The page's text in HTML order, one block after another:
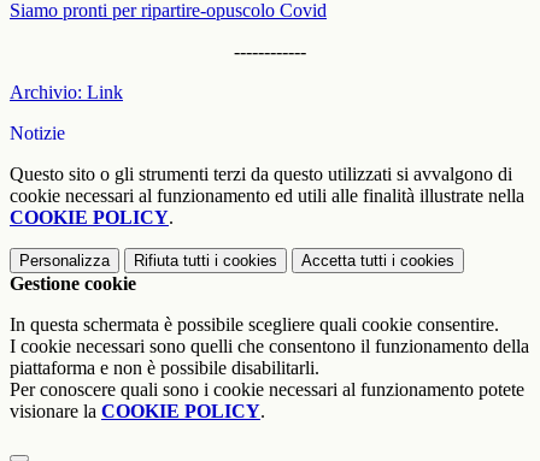
Siamo pronti per ripartire-opuscolo Covid
------------
Archivio: Link
Notizie
Questo sito o gli strumenti terzi da questo utilizzati si avvalgono di
cookie necessari al funzionamento ed utili alle finalità illustrate nella
COOKIE POLICY.
Personalizza Rifiuta tutti i cookies Accetta tutti i cookies
Gestione cookie
In questa schermata è possibile scegliere quali cookie consentire.
I cookie necessari sono quelli che consentono il funzionamento della
piattaforma e non è possibile disabilitarli.
Per conoscere quali sono i cookie necessari al funzionamento potete
visionare la COOKIE POLICY.